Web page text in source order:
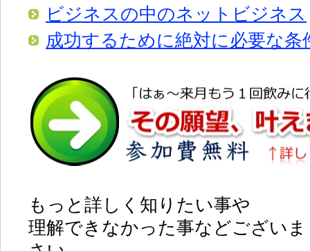
ビジネスの中のネットビジネス
成功するために絶対に必要な条
もっと詳しく知りたい事や
理解できなかった事などござい